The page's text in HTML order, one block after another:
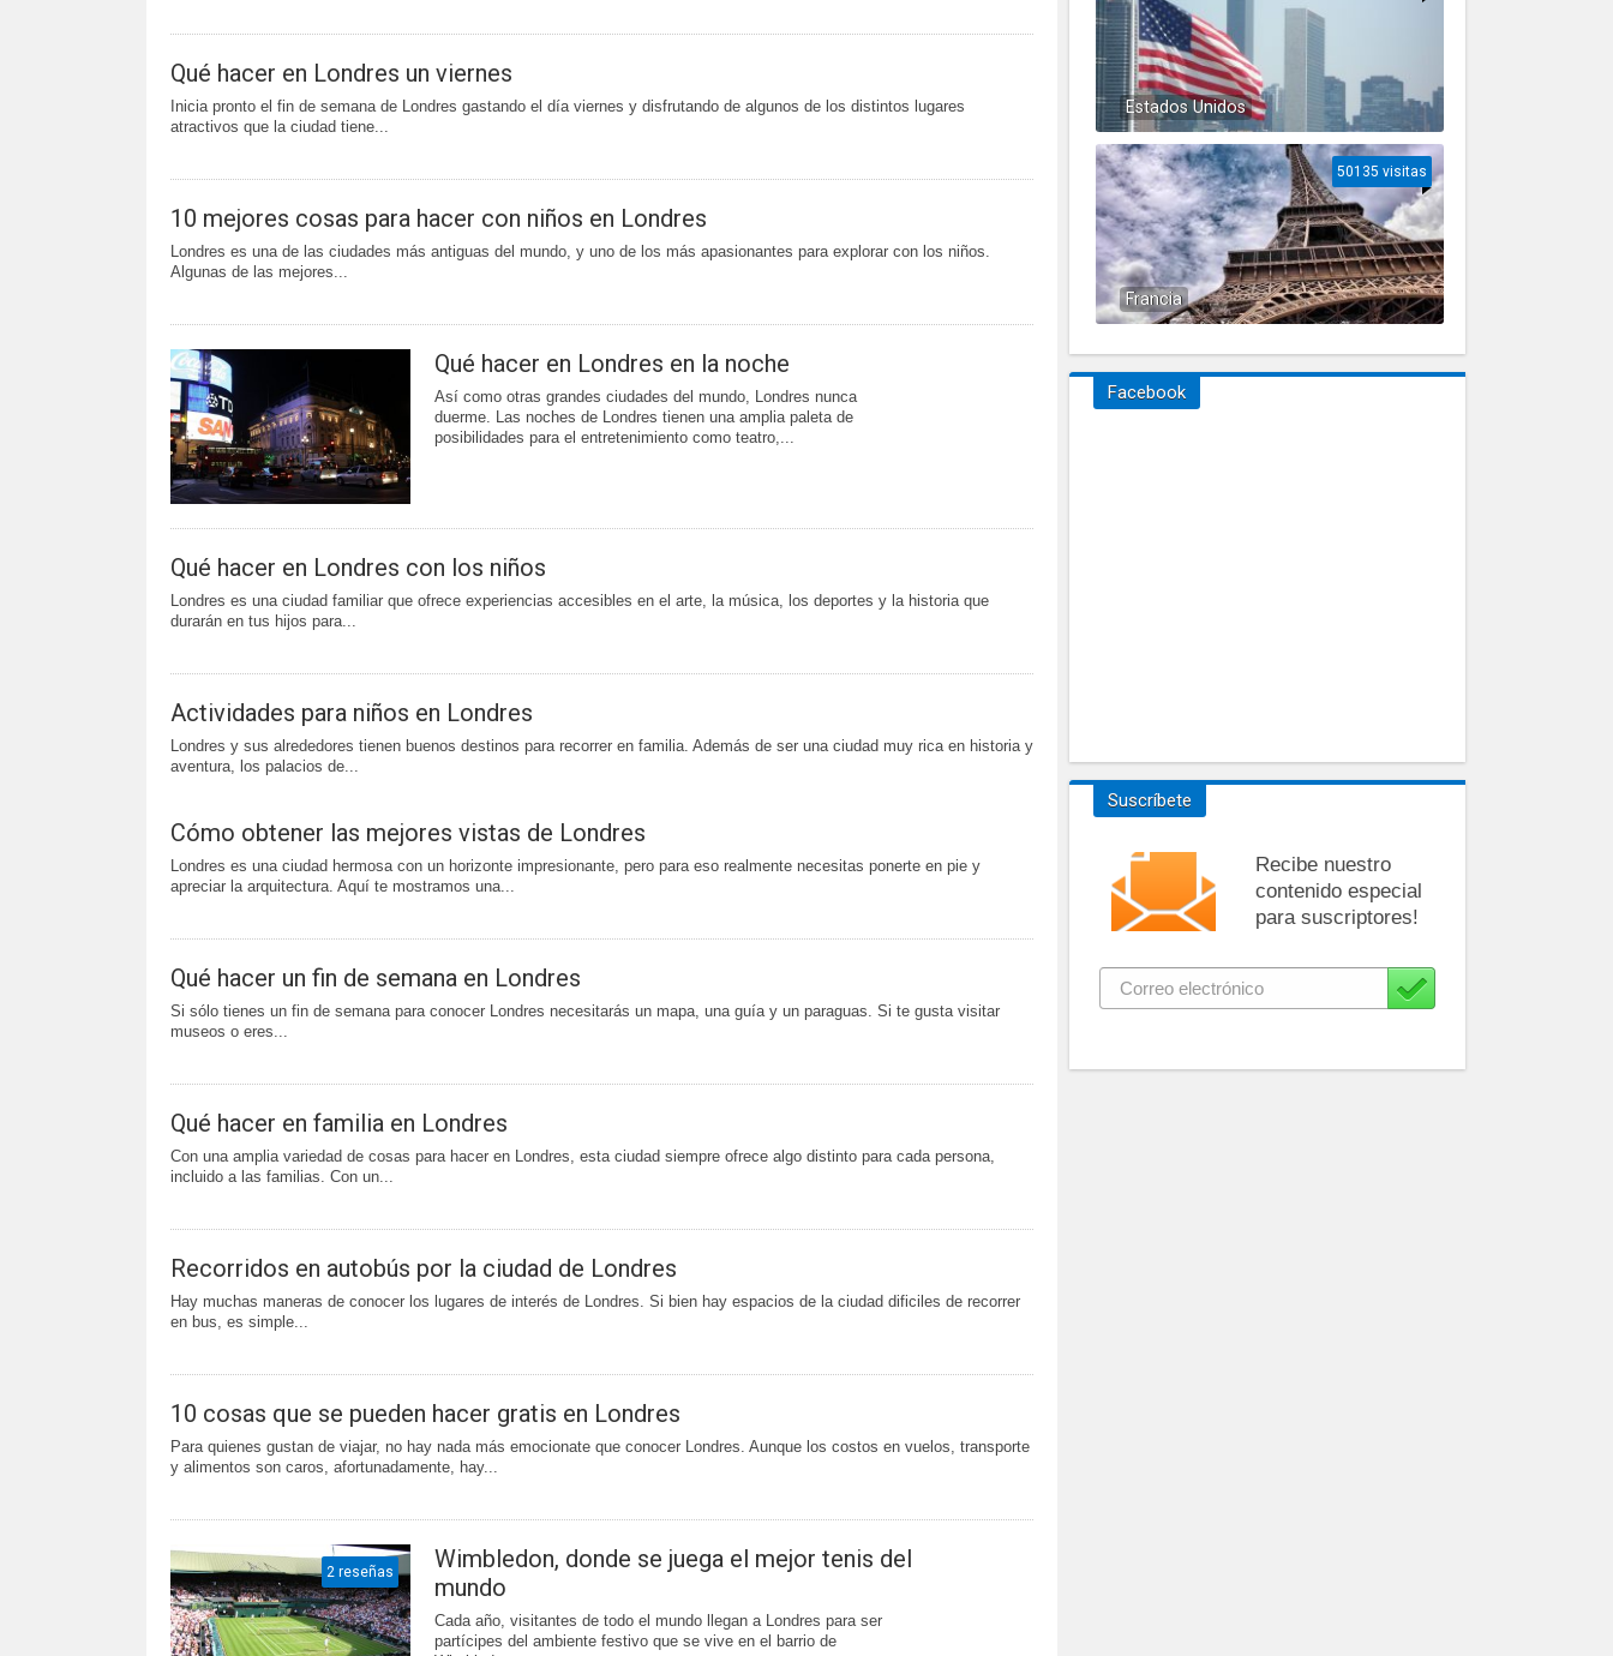
Qué hacer en Londres un viernes
Inicia pronto el fin de semana de Londres gastando el día viernes y disfrutando de algunos de los distintos lugares
atractivos que la ciudad tiene...
10 mejores cosas para hacer con niños en Londres
Londres es una de las ciudades más antiguas del mundo, y uno de los más apasionantes para explorar con los niños.
Algunas de las mejores...
Qué hacer en Londres en la noche
Así como otras grandes ciudades del mundo, Londres nunca
duerme. Las noches de Londres tienen una amplia paleta de
posibilidades para el entretenimiento como teatro,...
Qué hacer en Londres con los niños
Londres es una ciudad familiar que ofrece experiencias accesibles en el arte, la música, los deportes y la historia que
durarán en tus hijos para...
Actividades para niños en Londres
Londres y sus alrededores tienen buenos destinos para recorrer en familia. Además de ser una ciudad muy rica en historia y
aventura, los palacios de...
Cómo obtener las mejores vistas de Londres
Londres es una ciudad hermosa con un horizonte impresionante, pero para eso realmente necesitas ponerte en pie y
apreciar la arquitectura. Aquí te mostramos una...
Qué hacer un fin de semana en Londres
Si sólo tienes un fin de semana para conocer Londres necesitarás un mapa, una guía y un paraguas. Si te gusta visitar
museos o eres...
Qué hacer en familia en Londres
Con una amplia variedad de cosas para hacer en Londres, esta ciudad siempre ofrece algo distinto para cada persona,
incluido a las familias. Con un...
Recorridos en autobús por la ciudad de Londres
Hay muchas maneras de conocer los lugares de interés de Londres. Si bien hay espacios de la ciudad dificiles de recorrer
en bus, es simple...
10 cosas que se pueden hacer gratis en Londres
Para quienes gustan de viajar, no hay nada más emocionate que conocer Londres. Aunque los costos en vuelos, transporte
y alimentos son caros, afortunadamente, hay...
2 reseñas
Wimbledon, donde se juega el mejor tenis del
mundo
Cada año, visitantes de todo el mundo llegan a Londres para ser
partícipes del ambiente festivo que se vive en el barrio de
Estados Unidos
Francia
50135 visitas
Facebook
Suscríbete
Recibe nuestro
contenido especial
para suscriptores!